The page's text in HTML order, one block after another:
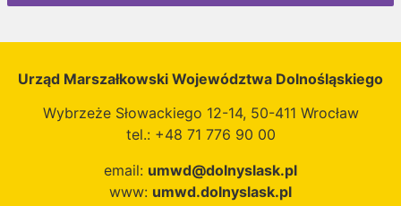
Urząd Marszałkowski Województwa Dolnośląskiego
Wybrzeże Słowackiego 12-14, 50-411 Wrocław
tel.: +48 71 776 90 00
email: umwd@dolnyslask.pl
www: umwd.dolnyslask.pl